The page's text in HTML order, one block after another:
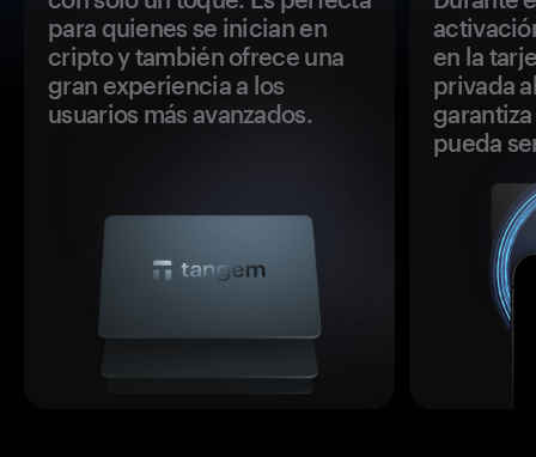
para quienes se inician en
cripto y también ofrece una
gran experiencia a los
usuarios más avanzados.
en la
privada
pueda